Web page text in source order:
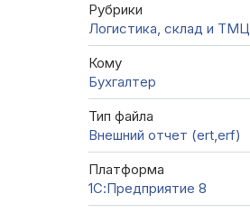
Рубрики
Логистика, склад и ТМЦ
Кому
Бухгалтер
Тип файла
Внешний отчет (ert,erf)
Платформа
1С:Предприятие 8